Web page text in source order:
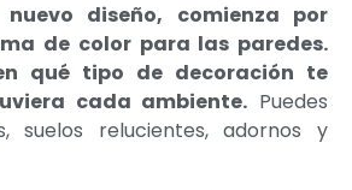
diseño, comienza por
de color para las paredes.
qué tipo de decoración te
cada ambiente. Puedes
suelos relucientes, adornos y